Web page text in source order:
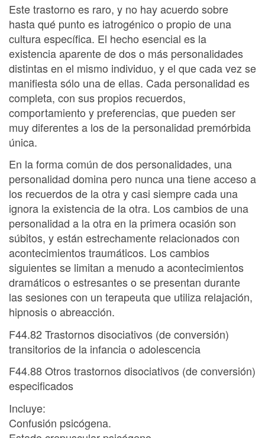
Este trastorno es raro, y no hay acuerdo sobre
hasta qué punto es iatrogénico o propio de una
cultura específica. El hecho esencial es la
existencia aparente de dos o más personalidades
distintas en el mismo individuo, y el que cada vez se
manifiesta sólo una de ellas. Cada personalidad es
completa, con sus propios recuerdos,
comportamiento y preferencias, que pueden ser
muy diferentes a los de la personalidad premórbida
única.
En la forma común de dos personalidades, una
personalidad domina pero nunca una tiene acceso a
los recuerdos de la otra y casi siempre cada una
ignora la existencia de la otra. Los cambios de una
personalidad a la otra en la primera ocasión son
súbitos, y están estrechamente relacionados con
acontecimientos traumáticos. Los cambios
siguientes se limitan a menudo a acontecimientos
dramáticos o estresantes o se presentan durante
las sesiones con un terapeuta que utiliza relajación,
hipnosis o abreacción.
F44.82 Trastornos disociativos (de conversión)
transitorios de la infancia o adolescencia
F44.88 Otros trastornos disociativos (de conversión)
especificados
Incluye:
Confusión psicógena.